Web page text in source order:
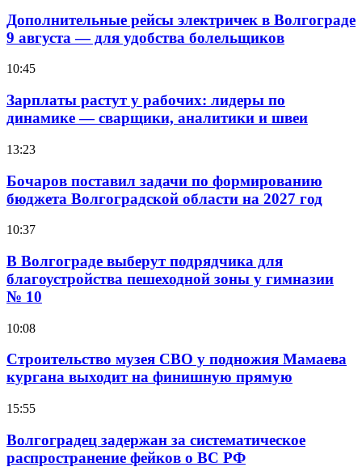
Дополнительные рейсы электричек в Волгограде
9 августа — для удобства болельщиков
10:45
Зарплаты растут у рабочих: лидеры по
динамике — сварщики, аналитики и швеи
13:23
Бочаров поставил задачи по формированию
бюджета Волгоградской области на 2027 год
10:37
В Волгограде выберут подрядчика для
благоустройства пешеходной зоны у гимназии
№ 10
10:08
Строительство музея СВО у подножия Мамаева
кургана выходит на финишную прямую
15:55
Волгоградец задержан за систематическое
распространение фейков о ВС РФ